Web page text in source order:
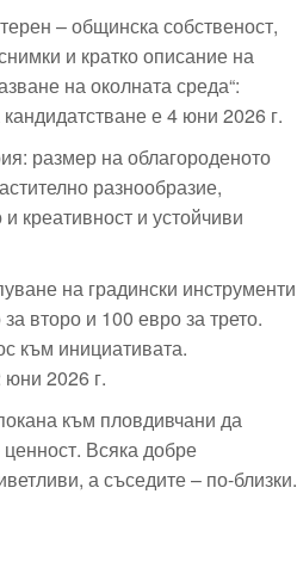
– общинска собственост,
и кратко описание на
на околната среда“:
е 4 юни 2026 г.
размер на облагороденото
разнообразие,
креативност и устойчиви
на градински инструменти
второ и 100 евро за трето.
към инициативата.
2026 г.
към пловдивчани да
Всяка добре
а съседите – по-близки.